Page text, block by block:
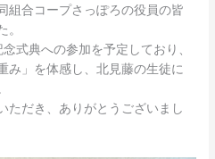
組合コープさっぽろの役員の皆
。
式典への参加を予定しており、
み」を体感し、北見藤の生徒に
ただき、ありがとうございまし